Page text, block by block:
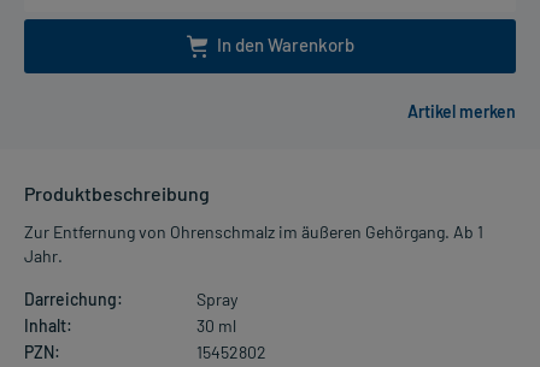
In den Warenkorb
Produktbeschreibung
Zur Entfernung von Ohrenschmalz im äußeren Gehörgang. Ab 1
Jahr.
Darreichung:
Spray
Inhalt:
30 ml
PZN:
15452802